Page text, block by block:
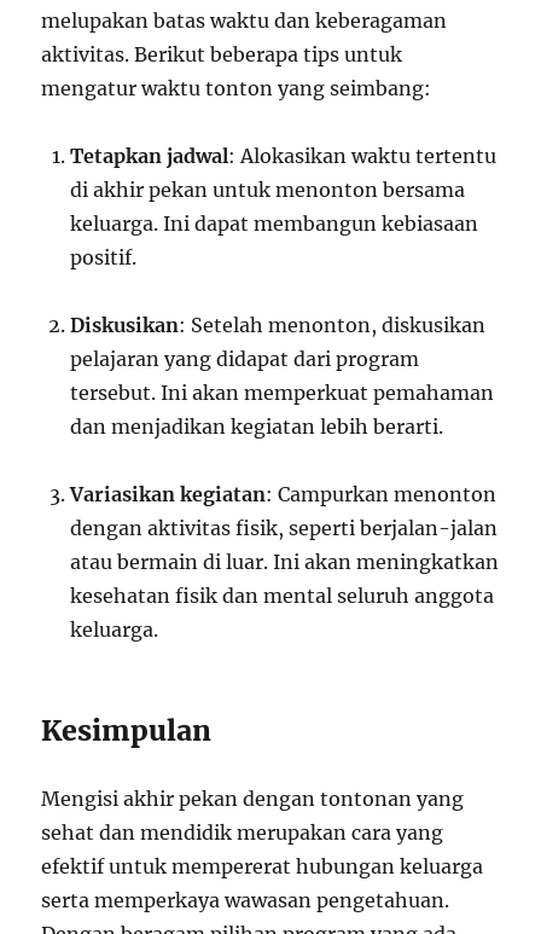
melupakan batas waktu dan keberagaman
aktivitas. Berikut beberapa tips untuk
mengatur waktu tonton yang seimbang:
Tetapkan jadwal: Alokasikan waktu tertentu
di akhir pekan untuk menonton bersama
keluarga. Ini dapat membangun kebiasaan
positif.
Diskusikan: Setelah menonton, diskusikan
pelajaran yang didapat dari program
tersebut. Ini akan memperkuat pemahaman
dan menjadikan kegiatan lebih berarti.
Variasikan kegiatan: Campurkan menonton
dengan aktivitas fisik, seperti berjalan-jalan
atau bermain di luar. Ini akan meningkatkan
kesehatan fisik dan mental seluruh anggota
keluarga.
Kesimpulan
Mengisi akhir pekan dengan tontonan yang
sehat dan mendidik merupakan cara yang
efektif untuk mempererat hubungan keluarga
serta memperkaya wawasan pengetahuan.